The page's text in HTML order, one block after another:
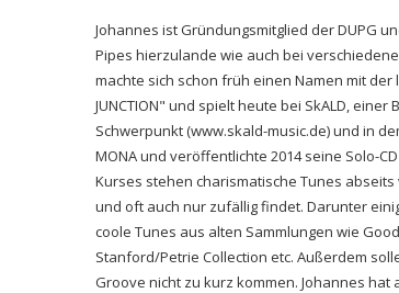
Johannes ist Gründungsmitglied der DUPG
Pipes hierzulande wie auch bei
machte sich schon früh einen Namen mit der
JUNCTION" und spielt heute bei SkALD, einer
Schwerpunkt (www.skald-music.de) und in
MONA und veröffentlichte 2014 seine Solo-
Kurses stehen charismatische Tunes
und oft auch nur zufällig findet. Darunter
coole Tunes aus alten Sammlungen wie
Stanford/Petrie Collection etc. Außerdem
Groove nicht zu kurz kommen. Johannes